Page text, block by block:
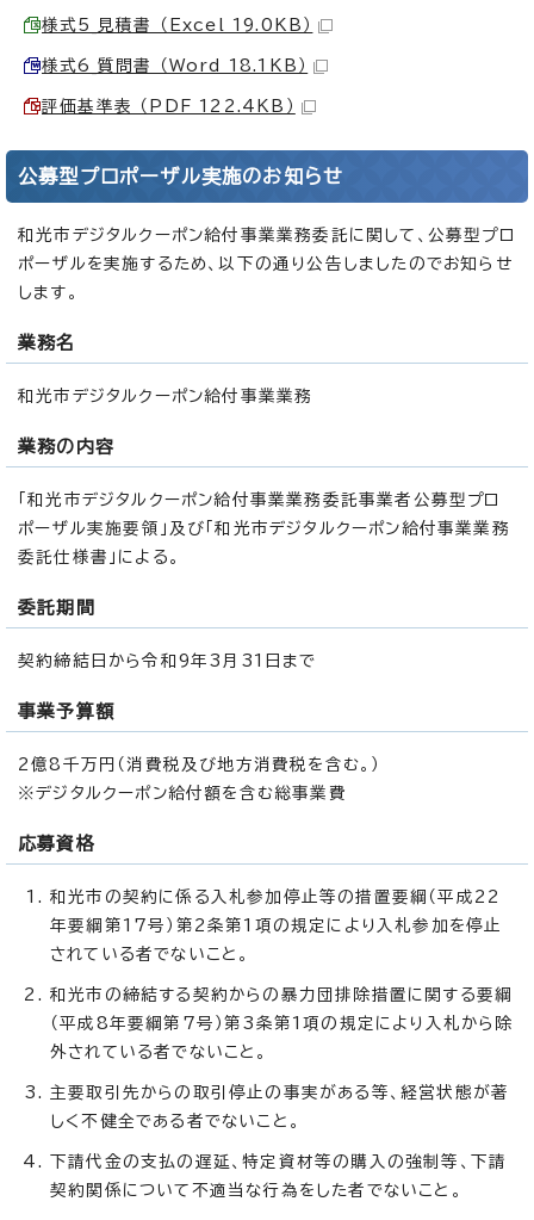
様式5_見積書 （Excel 19.0KB）
様式6_質問書 （Word 18.1KB）
評価基準表 （PDF 122.4KB）
公募型プロポーザル実施のお知らせ
和光市デジタルクーポン給付事業業務委託に関して、公募型プロ
ポーザルを実施するため、以下の通り公告しましたのでお知らせ
します。
業務名
和光市デジタルクーポン給付事業業務
業務の内容
「和光市デジタルクーポン給付事業業務委託事業者公募型プロ
ポーザル実施要領」及び「和光市デジタルクーポン給付事業業務
委託仕様書」による。
委託期間
契約締結日から令和9年3月31日まで
事業予算額
2億8千万円（消費税及び地方消費税を含む。）
※デジタルクーポン給付額を含む総事業費
応募資格
和光市の契約に係る入札参加停止等の措置要綱（平成22
年要綱第17号）第2条第1項の規定により入札参加を停止
されている者でないこと。
和光市の締結する契約からの暴力団排除措置に関する要綱
（平成8年要綱第7号）第3条第1項の規定により入札から除
外されている者でないこと。
主要取引先からの取引停止の事実がある等、経営状態が著
しく不健全である者でないこと。
下請代金の支払の遅延、特定資材等の購入の強制等、下請
契約関係について不適当な行為をした者でないこと。